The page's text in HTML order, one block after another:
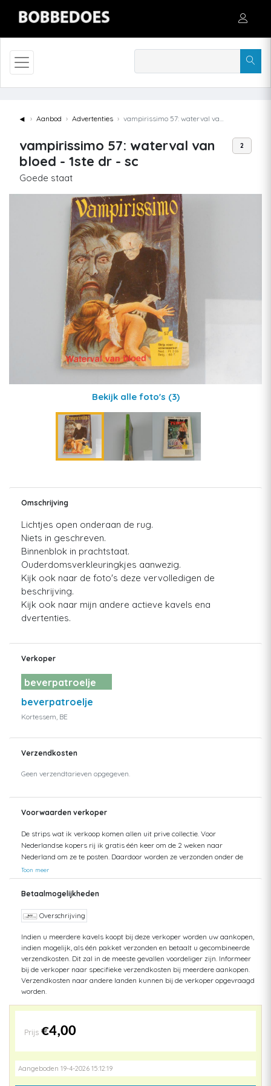
◄ Aanbod Advertenties vampirissimo 57: waterval van bloed - 1ste dr - sc
vampirissimo 57: waterval van
bloed - 1ste dr - sc
Goede staat
2
Bekijk alle foto's (3)
Omschrijving
Lichtjes open onderaan de rug.
Niets in geschreven.
Binnenblok in prachtstaat.
Ouderdomsverkleuringkjes aanwezig.
Kijk ook naar de foto's deze vervolledigen de
beschrijving.
Kijk ook naar mijn andere actieve kavels ena
dvertenties.
Verkoper
beverpatroelje
beverpatroelje
Kortessem, BE
Verzendkosten
Geen verzendtarieven opgegeven.
Voorwaarden verkoper
De strips wat ik verkoop komen allen uit prive collectie. Voor
Nederlandse kopers rij ik gratis één keer om de 2 weken naar
Nederland om ze te posten. Daardoor worden ze verzonden onder de
Nederlandse posttarieven. Dat is meestal eind van de week. Bij plaatsen
van de strips op de veiling worden de strips gecontroleerd en zoveel
mogelijk erbij vermeld. Bij verkoop worden de strips nog eens
optreden word dit vermeld aan de koper voor ik de nota verstuur. Bij het
kijk eerst eens naar de foto's.
Toon meer
Betaalmogelijkheden
Overschrijving
Indien u meerdere kavels koopt bij deze verkoper worden uw aankopen,
indien mogelijk, als één pakket verzonden en betaalt u gecombineerde
verzendkosten. Dit zal in de meeste gevallen voordeliger zijn. Informeer
bij de verkoper naar specifieke verzendkosten bij meerdere aankopen.
Verzendkosten naar andere landen kunnen bij de verkoper opgevraagd
worden.
Prijs €4,00
Aangeboden 19-4-2026 15:12:19